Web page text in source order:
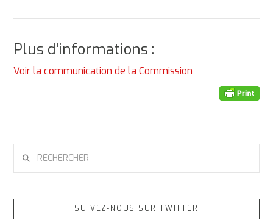
Plus d'informations :
Voir la communication de la Commission
SUIVEZ-NOUS SUR TWITTER